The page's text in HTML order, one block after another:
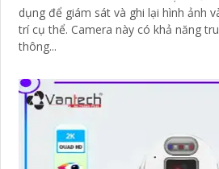
dụng để giám sát và ghi lại hình ảnh
trí cụ thể. Camera này có khả năng
thông...